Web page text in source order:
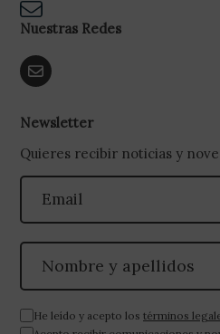
Nuestras Redes
Newsletter
Quieres recibir noticias y
He leído y acepto los términos